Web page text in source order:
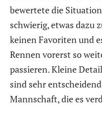
bewertete die
schwierig, etwas dazu
keinen Favoriten und
Rennen vorerst so
passieren. Kleine
sind sehr
Mannschaft, die es